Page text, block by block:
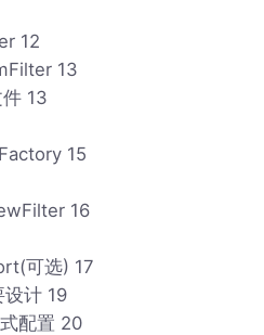
12
13
13
15
16
可选) 17
计 19
配置 20